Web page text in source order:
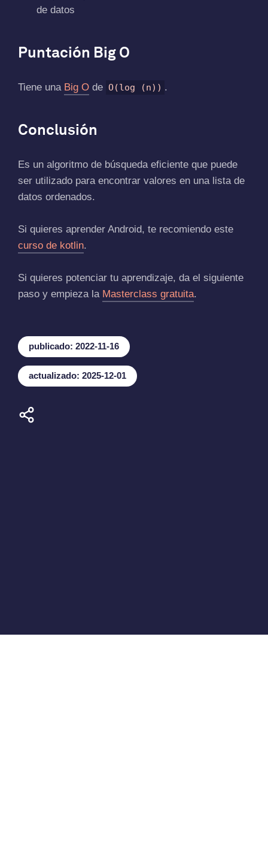
de datos
Puntación Big O
Tiene una Big O de O(log (n)) .
Conclusión
Es un algoritmo de búsqueda eficiente que puede
ser utilizado para encontrar valores en una lista de
datos ordenados.
Si quieres aprender Android, te recomiendo este
curso de kotlin.
Si quieres potenciar tu aprendizaje, da el siguiente
paso y empieza la Masterclass gratuita.
publicado: 2022-11-16
actualizado: 2025-12-01